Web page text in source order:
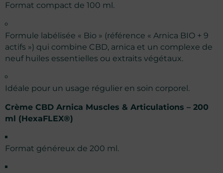
Format compact de 100 ml.
Formule labélisée « Bio » (référence « Arnica BIO + 9
actifs ») qui combine CBD, arnica et un complexe de
neuf huiles essentielles ou extraits végétaux.
Idéale pour un usage régulier en soin corporel.
Crème CBD Arnica Muscles & Articulations – 200
ml (HexaFLEX®)
Format généreux de 200 ml.